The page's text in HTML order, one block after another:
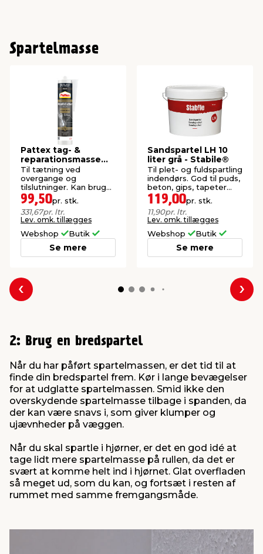
Spartelmasse
Pattex tag- &
reparationsmasse
300 ml
Til tætning ved
overgange og
tilslutninger. Kan bruges
inde og ude. Vandtæt.
99,50pr. stk.
331,67pr. ltr.
Lev. omk. tillægges
Webshop Butik
Se mere
Sandspartel LH 10
liter grå - Stabile®
Til plet- og fuldspartling
indendørs. God til puds,
beton, gips, tapeter
m.m. Klar til brug.
119,00pr. stk.
11,90pr. ltr.
Lev. omk. tillægges
Webshop Butik
Se mere
Forrige
2: Brug en bredspartel
Når du har påført spartelmassen, er det tid til at
finde din bredspartel frem. Kør i lange bevægelser
for at udglatte spartelmassen. Smid ikke den
overskydende spartelmasse tilbage i spanden, da
der kan være snavs i, som giver klumper og
ujævnheder på væggen.
Når du skal spartle i hjørner, er det en god idé at
tage lidt mere spartelmasse på rullen, da det er
svært at komme helt ind i hjørnet. Glat overfladen
så meget ud, som du kan, og fortsæt i resten af
rummet med samme fremgangsmåde.